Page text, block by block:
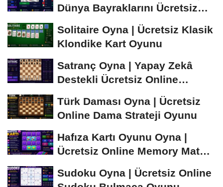
Dünya Bayraklarını Ücretsiz
Solitaire Oyna | Ücretsiz Klasik
Klondike Kart Oyunu
Satranç Oyna | Yapay Zekâ
Destekli Ücretsiz Online
Türk Daması Oyna | Ücretsiz
Online Dama Strateji Oyunu
Hafıza Kartı Oyunu Oyna |
Ücretsiz Online Memory Match
Sudoku Oyna | Ücretsiz Online